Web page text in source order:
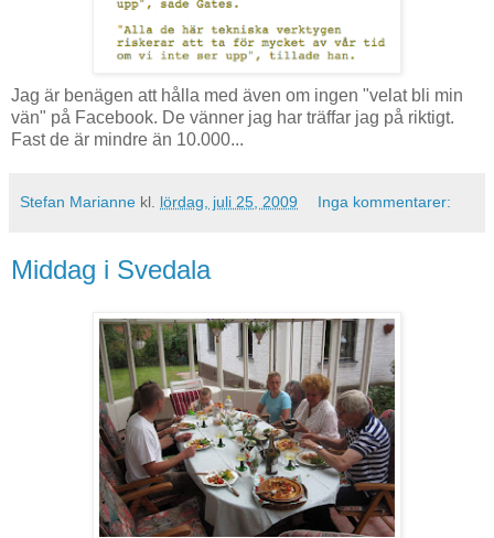
Jag är benägen att hålla med även om ingen "velat bli min
vän" på Facebook. De vänner jag har träffar jag på riktigt.
Fast de är mindre än 10.000...
Stefan Marianne kl. lördag, juli 25, 2009 Inga kommentarer:
Middag i Svedala